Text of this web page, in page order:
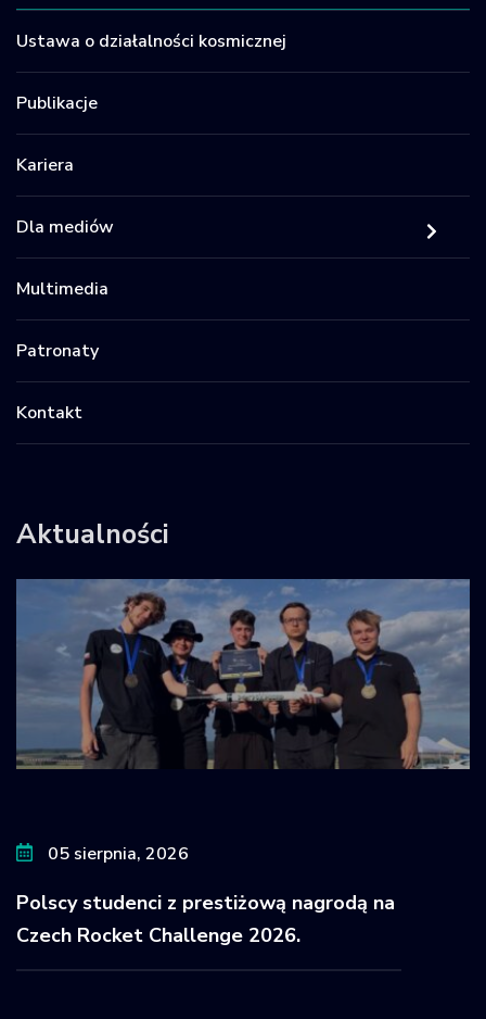
Ustawa o działalności kosmicznej
Publikacje
Kariera
Dla mediów
Multimedia
Patronaty
Kontakt
Aktualności
05 sierpnia, 2026
Polscy studenci z prestiżową nagrodą na
Czech Rocket Challenge 2026.